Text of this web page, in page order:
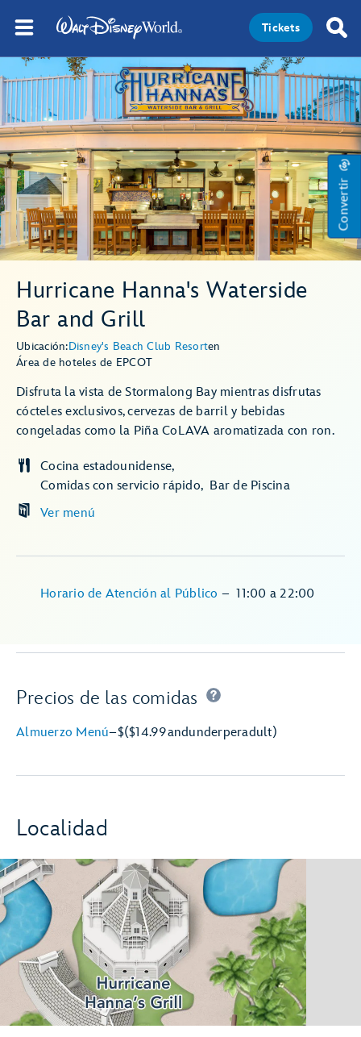
Tickets
Convertir
Hurricane Hanna's Waterside
Bar and Grill
Ubicación:Disney's Beach Club Resorten
Área de hoteles de EPCOT
Disfruta la vista de Stormalong Bay mientras disfrutas
cócteles exclusivos, cervezas de barril y bebidas
congeladas como la Piña CoLAVA aromatizada con ron.
Ver menú
Cocina estadounidense
Comidas con servicio rápido
Bar de Piscina
Horario de Atención al Público –11:00 a 22:00
Precios de las comidas
Almuerzo Menú–$($14.99andunderperadult)
Localidad